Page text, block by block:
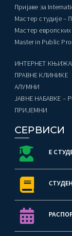
Пријаве за
Мастер студије –
Мастер европских
Master in Public
ИНТЕРНЕТ
ПРАВНЕ КЛИНИКЕ
AЛУМНИ
ЈАВНЕ НАБАВКЕ –
ПРИЈЕМНИ
СЕРВИСИ
Е
Пословања” –